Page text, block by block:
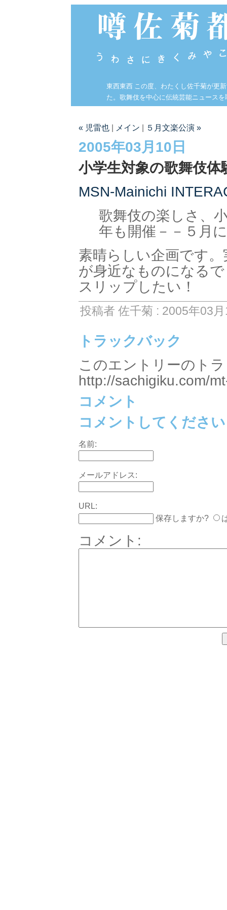
東西東西 この度、わたくし佐千菊が更
た。歌舞伎を中心に伝統芸能ニュース
« 児雷也 メイン ５月文楽公演 »
2005年03月10日
小学生対象の歌舞伎体
MSN-Mainichi
歌舞伎の楽しさ、
年も開催－－５月
素晴らしい企画です
が身近なものになる
スリップしたい！
投稿者 佐千菊 : 2005年03
トラックバック
このエントリーのト
http://sachigiku.com/
コメント
コメントしてください
名前:
メールアドレス:
URL:
保存しますか?
コメント: